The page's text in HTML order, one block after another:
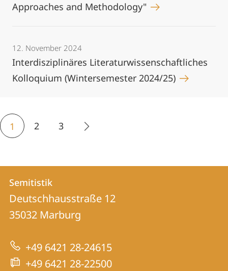
Approaches and Methodology"
12. November 2024
Interdisziplinäres Literaturwissenschaftliches
Kolloquium (Wintersemester 2024/25)
1 2 3
Kontakt
und
Informationen
zur
Website
Kontaktinformationen
Semitistik
Semitistik
Deutschhausstraße 12
35032 Marburg
+49 6421 28-24615
+49 6421 28-22500